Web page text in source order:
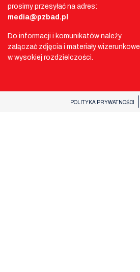
prosimy przesyłać na adres:
media@pzbad.pl
Do informacji i komunikatów należy
załączać zdjęcia i materiały wizerunkowe
w wysokiej rozdzielczości.
POLITYKA PRYWATNOŚCI